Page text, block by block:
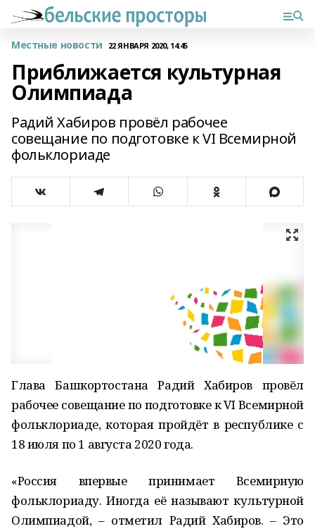
Местные новости 22 ЯНВАРЯ 2020, 14:45
Приближается культурная
Олимпиада
Радий Хабиров провёл рабочее
совещание по подготовке к VI Всемирной
фольклориаде
Глава Башкортостана Радий Хабиров провёл
рабочее совещание по подготовке к VI Всемирной
фольклориаде, которая пройдёт в республике с
18 июля по 1 августа 2020 года.
«Россия впервые принимает Всемирную
фольклориаду. Иногда её называют культурной
Олимпиадой, – отметил Радий Хабиров. – Это